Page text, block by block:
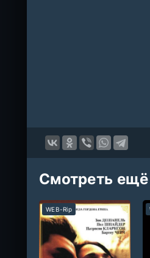
Смотреть
WEB-Rip